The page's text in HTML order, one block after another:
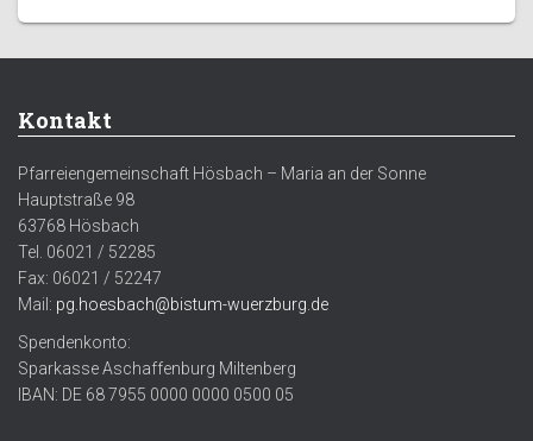
Kontakt
Pfarreiengemeinschaft Hösbach – Maria an der Sonne
Hauptstraße 98
63768 Hösbach
Tel. 06021 / 52285
Fax: 06021 / 52247
Mail: pg.hoesbach@bistum-wuerzburg.de
Spendenkonto:
Sparkasse Aschaffenburg Miltenberg
IBAN: DE 68 7955 0000 0000 0500 05